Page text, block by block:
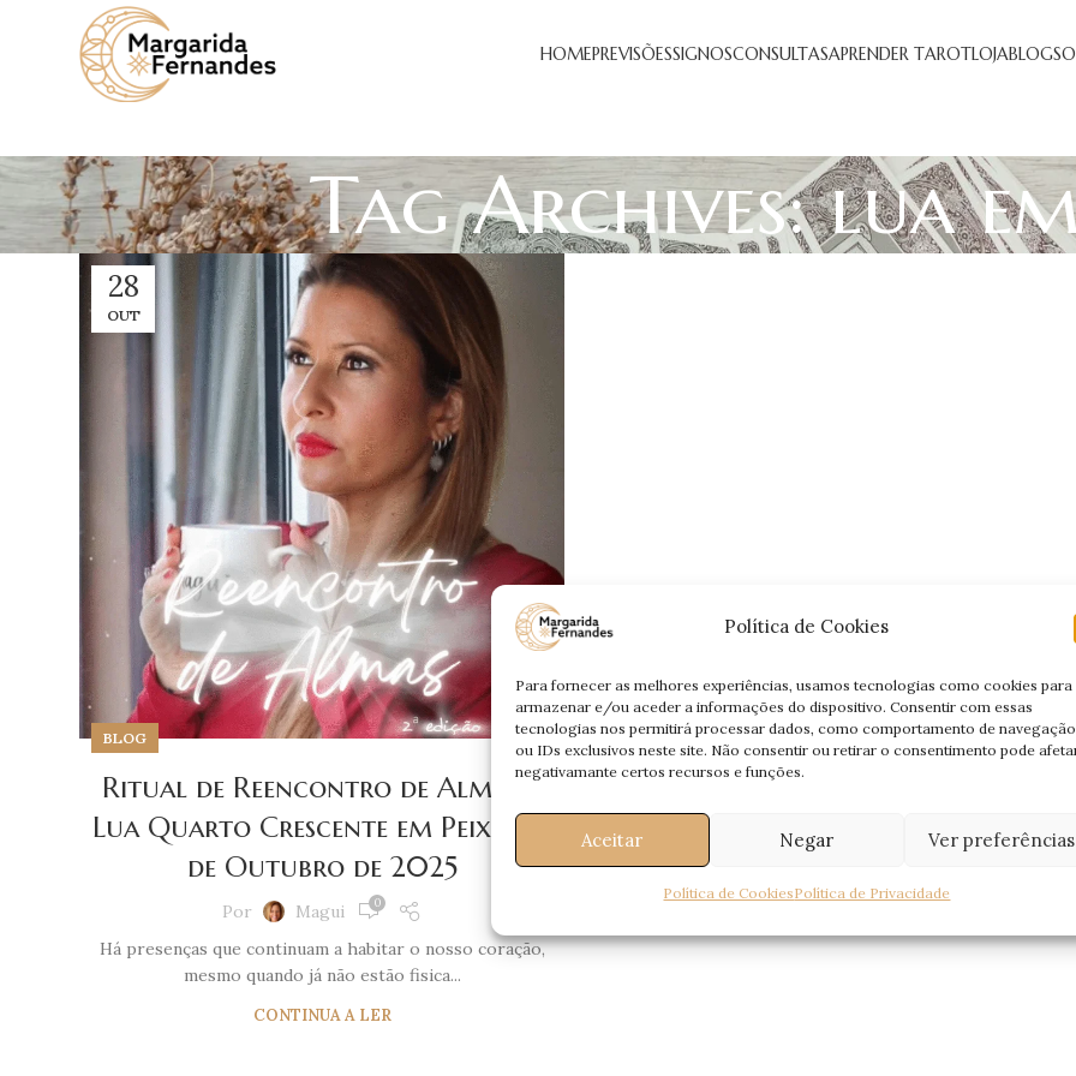
Política de Cookies
Para fornecer as melhores experiências, usamos tecnologias como cookies para
armazenar e/ou aceder a informações do dispositivo. Consentir com essas
tecnologias nos permitirá processar dados, como comportamento de navegação
ou IDs exclusivos neste site. Não consentir ou retirar o consentimento pode
negativamante certos recursos e funções.
Aceitar Negar Ver preferências
Política de CookiesPolítica de Privacidade
HOMEPREVISÕESSIGNOSCONSULTASAPRENDER TAROTLOJABLOG
Tag Archives: lua
28
OUT
BLOG
Ritual de Reencontro de Almas –
Lua Quarto Crescente em Peixes, 31
de Outubro de 2025
Por Magui 0
Há presenças que continuam a habitar o nosso coração,
mesmo quando já não estão fisica...
CONTINUA A LER